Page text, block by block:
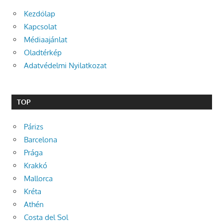
Kezdőlap
Kapcsolat
Médiaajánlat
Oladtérkép
Adatvédelmi Nyilatkozat
TOP
Párizs
Barcelona
Prága
Krakkó
Mallorca
Kréta
Athén
Costa del Sol